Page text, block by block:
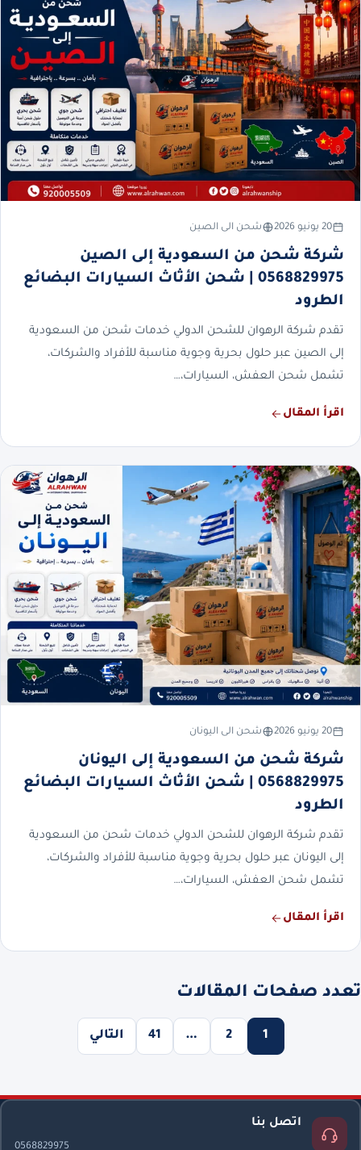
20 يونيو 2026 شحن الى الصين
شركة شحن من السعودية إلى الصين
0568829975 | شحن الأثاث السيارات البضائع
الطرود
تقدم شركة الرهوان للشحن الدولي خدمات شحن من السعودية
إلى الصين عبر حلول بحرية وجوية مناسبة للأفراد والشركات،
تشمل شحن العفش، السيارات،…
اقرأ المقال
20 يونيو 2026 شحن الى اليونان
شركة شحن من السعودية إلى اليونان
0568829975 | شحن الأثاث السيارات البضائع
الطرود
تقدم شركة الرهوان للشحن الدولي خدمات شحن من السعودية
إلى اليونان عبر حلول بحرية وجوية مناسبة للأفراد والشركات،
تشمل شحن العفش، السيارات،…
اقرأ المقال
تعدد صفحات المقالات
1
2
…
41 التالي
اتصل بنا
0568829975